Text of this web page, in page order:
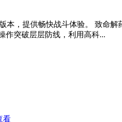
本，提供畅快战斗体验。 致命
作突破层层防线，利用高科...
看